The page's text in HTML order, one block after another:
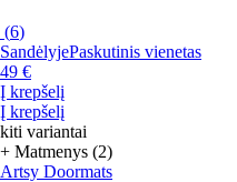
(6)
SandėlyjePaskutinis vienetas
49 €
Į krepšelį
Į krepšelį
kiti variantai
+ Matmenys (2)
Artsy Doormats